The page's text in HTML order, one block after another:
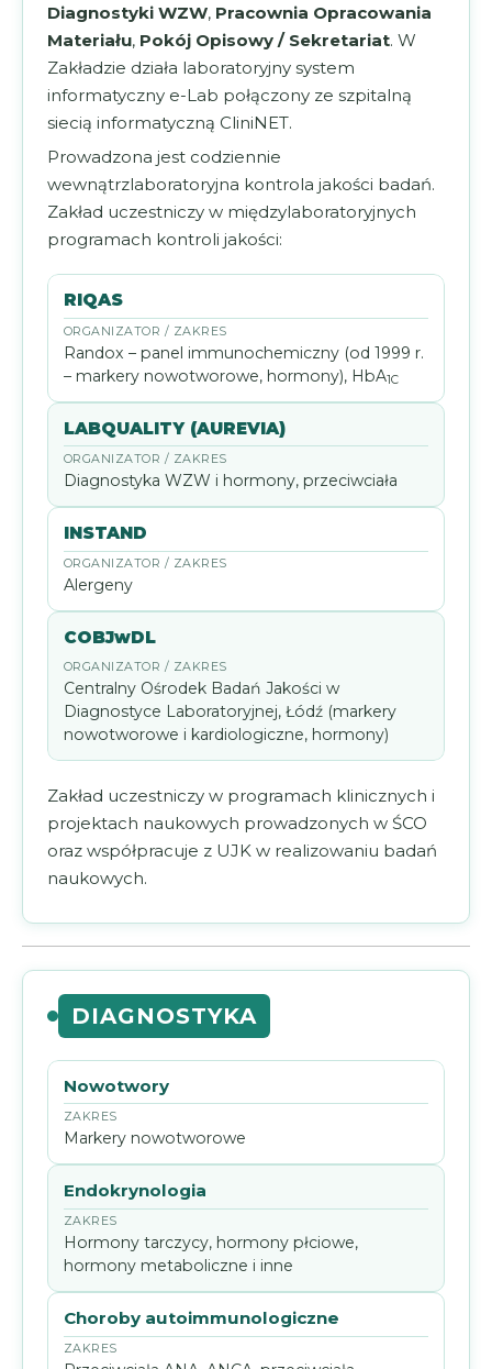
Diagnostyki WZW, Pracownia Opracowania
Materiału, Pokój Opisowy / Sekretariat. W
Zakładzie działa laboratoryjny system
informatyczny e-Lab połączony ze szpitalną
siecią informatyczną CliniNET.
Prowadzona jest codziennie
wewnątrzlaboratoryjna kontrola jakości badań.
Zakład uczestniczy w międzylaboratoryjnych
programach kontroli jakości:
RIQAS
Randox – panel immunochemiczny (od 1999 r.
– markery nowotworowe, hormony), HbA1C
LABQUALITY (AUREVIA)
Diagnostyka WZW i hormony, przeciwciała
INSTAND
Alergeny
COBJwDL
Centralny Ośrodek Badań Jakości w
Diagnostyce Laboratoryjnej, Łódź (markery
nowotworowe i kardiologiczne, hormony)
Zakład uczestniczy w programach klinicznych i
projektach naukowych prowadzonych w ŚCO
oraz współpracuje z UJK w realizowaniu badań
naukowych.
DIAGNOSTYKA
Nowotwory
Markery nowotworowe
Endokrynologia
Hormony tarczycy, hormony płciowe,
hormony metaboliczne i inne
Choroby autoimmunologiczne